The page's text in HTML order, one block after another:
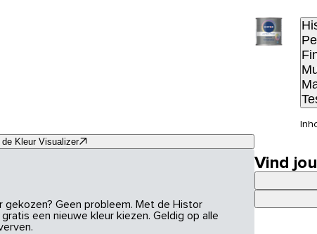
de Kleur Visualizer
gekozen? Geen probleem. Met de Histor
een nieuwe kleur kiezen. Geldig op alle
Vind